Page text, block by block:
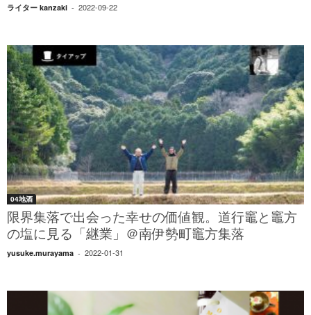
ライター kanzaki - 2022-09-22
04地酒
限界集落で出会った幸せの価値観。道行竈と竈方
の塩に見る「継業」＠南伊勢町竈方集落
yusuke.murayama - 2022-01-31